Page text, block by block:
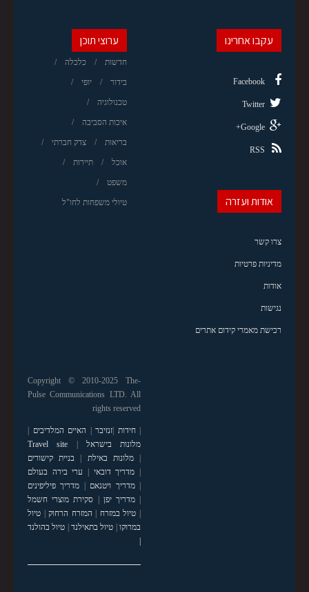
ערוצי תוכן
חדשות כלכלה
בידור יופי
טכנולוגיה
איכות הסביבה
בריאות צדק חברתי
אוכל תיירות
משפט
טיולי משפחות לחו"ל
עקבו אחרינו
Facebook
Twitter
Google+
RSS
אודות ועזרה
צרו קשר
מדיניות פרטיות
אודות
נגישות
רכישת מאמרי קידום אתרים
Copyright © 2010-2025 The-
Pulse Communications LTD. All
rights reserved
|חידות זנזיבר האיים המלדיבים
מלונות בישראל
Travel site
|מלונות באילת
בניית קישורים
מדריך דובאי
ערי בירה בעולם
|מדריך ויטנאם
מדריך פיליפינים
|מדריך יפן
סקירת מוצרי חשמל
טיול במזרח המזרח הרחוק| טיול
במרוקו| טיול בתאילנד| טיול בהולנד